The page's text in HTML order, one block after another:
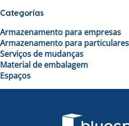
Categorías
Armazenamento para empresas
Armazenamento para particulares
Serviços de mudanças
Material de embalagem
Espaços